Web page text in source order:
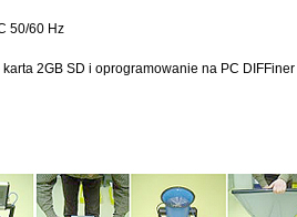
50/60 Hz
2GB SD i oprogramowanie na PC DIFFiner